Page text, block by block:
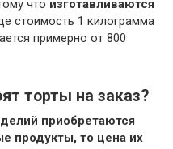
что изготавливаются
стоимость 1 килограмма
примерно от 800
торты на заказ?
приобретаются
продукты, то цена их